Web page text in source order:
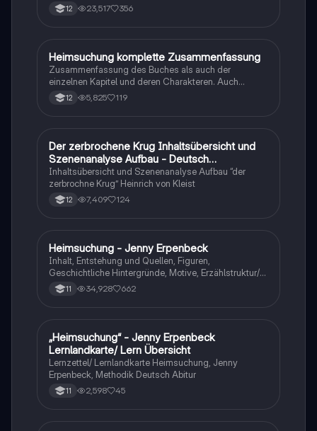
12 23,517 356
Deutsch
Heimsuchung komplette Zusammenfassung
Zusammenfassung des Buches als auch der
einzelnen Kapitel und deren Charakteren. Auch
tabellarisch. Im Unterricht ohne KI erstellt
12 5,825 119
Deutsch
Der zerbrochene Krug Inhaltsübersicht und
Szenenanalyse Aufbau - Deutsch
Q1/Q2/Abitur
Inhaltsübersicht und Szenenanalyse Aufbau “der
zerbrochne Krug” Heinrich von Kleist
12 7,409 124
Deutsch
Heimsuchung - Jenny Erpenbeck
Inhalt, Entstehung und Quellen, Figuren,
Geschichtliche Hintergründe, Motive, Erzählstruktur/-
stil 11 34,928 662
Deutsch
„Heimsuchung“ - Jenny Erpenbeck
Lernlandkarte/ Lern Übersicht
Lernzettel/ Lernlandkarte Heimsuchung, Jenny
Erpenbeck, Methodik Deutsch Abitur
11 2,598 45